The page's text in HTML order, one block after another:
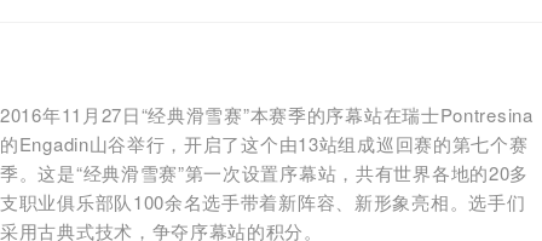
2016年11月27日“经典滑雪赛”本赛季的序幕站在瑞士Pontresina
的Engadin山谷举行，开启了这个由13站组成巡回赛的第七个赛
季。这是“经典滑雪赛”第一次设置序幕站，共有世界各地的20多
支职业俱乐部队100余名选手带着新阵容、新形象亮相。选手们
采用古典式技术，争夺序幕站的积分。